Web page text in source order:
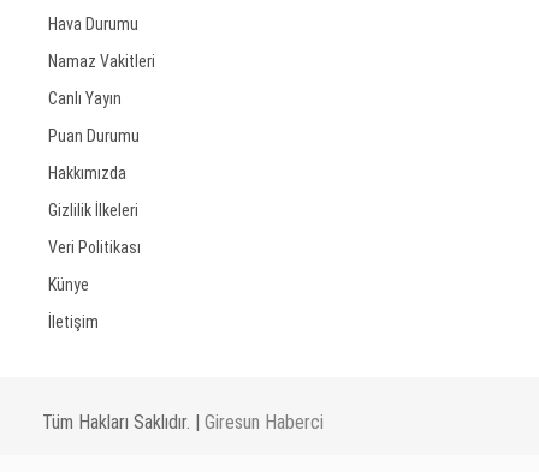
Hava Durumu
Namaz Vakitleri
Canlı Yayın
Puan Durumu
Hakkımızda
Gizlilik İlkeleri
Veri Politikası
Künye
İletişim
Tüm Hakları Saklıdır. | Giresun Haberci